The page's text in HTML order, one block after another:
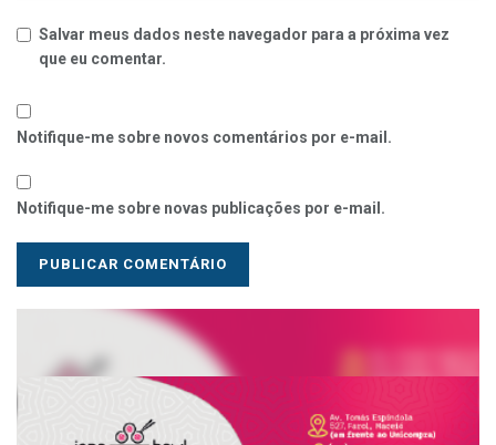
Salvar meus dados neste navegador para a próxima vez
que eu comentar.
Notifique-me sobre novos comentários por e-mail.
Notifique-me sobre novas publicações por e-mail.